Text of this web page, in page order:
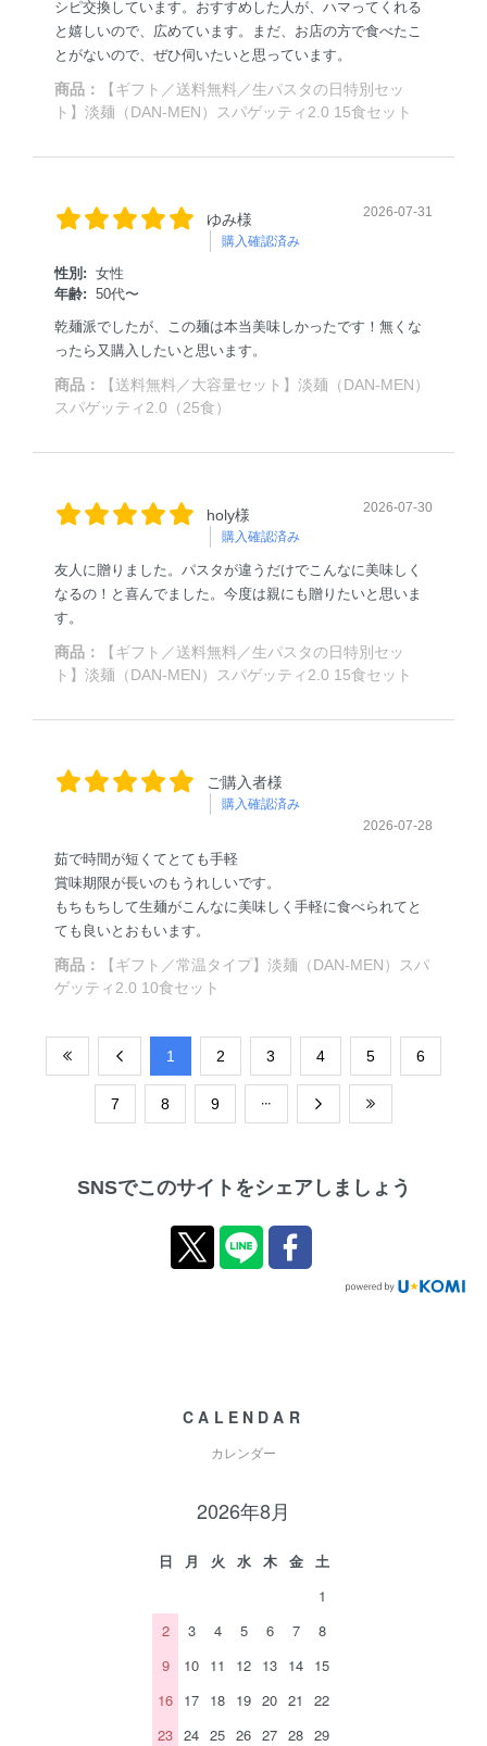
シピ交換しています。おすすめした人が、ハマってくれる
と嬉しいので、広めています。まだ、お店の方で食べたこ
とがないので、ぜひ伺いたいと思っています。
商品：
【ギフト／送料無料／生パスタの日特別セッ
ト】淡麺（DAN-MEN）スパゲッティ2.0 15食セット
ゆみ様
購入確認済み
2026-07-31
性別: 女性
年齢: 50代〜
乾麺派でしたが、この麺は本当美味しかったです！無くな
ったら又購入したいと思います。
商品：
【送料無料／大容量セット】淡麺（DAN-MEN）
スパゲッティ2.0（25食）
holy様
購入確認済み
2026-07-30
友人に贈りました。パスタが違うだけでこんなに美味しく
なるの！と喜んでました。今度は親にも贈りたいと思いま
す。
商品：
【ギフト／送料無料／生パスタの日特別セッ
ト】淡麺（DAN-MEN）スパゲッティ2.0 15食セット
ご購入者様
購入確認済み
2026-07-28
茹で時間が短くてとても手軽
賞味期限が長いのもうれしいです。
もちもちして生麺がこんなに美味しく手軽に食べられてと
ても良いとおもいます。
商品：
【ギフト／常温タイプ】淡麺（DAN-MEN）スパ
ゲッティ2.0 10食セット
​1 ​2 ​3 ​4 ​5 ​6
​7 ​8 ​9
SNSでこのサイトをシェアしましょう
CALENDAR
カレンダー
2026年8月
日 月 火 水 木 金
土
1
2
3 4 5 6 7
8
9
10 11 12 13 14 15
16 17 18 19 20 21
22
23 24 25 26 27 28 29